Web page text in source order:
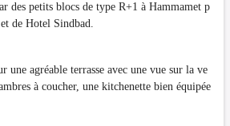
des petits blocs de type R+1 à Hammamet p
de Hotel Sindbad.
une agréable terrasse avec une vue sur la ve
à coucher, une kitchenette bien équipée